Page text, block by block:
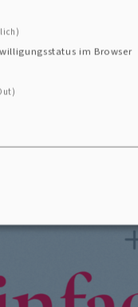
ohne Trauschein.
im Browser